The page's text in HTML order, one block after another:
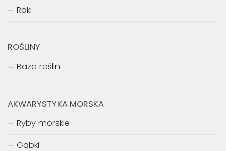
Raki
ROŚLINY
Baza roślin
AKWARYSTYKA MORSKA
Ryby morskie
Gąbki